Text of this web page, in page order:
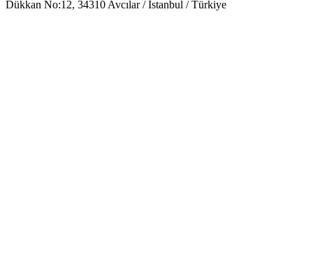
Dükkan No:12, 34310 Avcılar / İstanbul / Türkiye